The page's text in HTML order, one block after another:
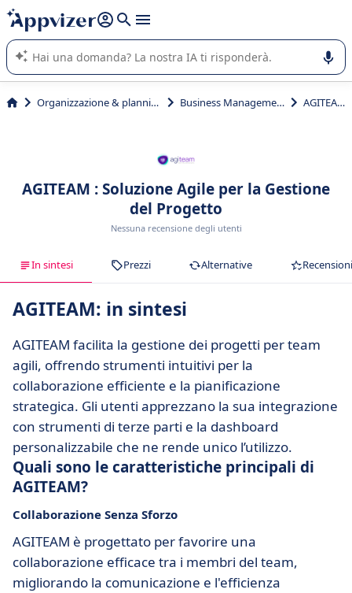
righe con
shift + enter
L'IA di Appvizer vi guida nell'utilizzo o nella scelta di un
software SaaS per la vostra azienda.
Organizzazione & planning Business Management AGITEAM
AGITEAM : Soluzione Agile per la Gestione
del Progetto
Nessuna recensione degli utenti
In sintesi Prezzi Alternative Recensioni
AGITEAM: in sintesi
AGITEAM facilita la gestione dei progetti per team
agili, offrendo strumenti intuitivi per la
collaborazione efficiente e la pianificazione
strategica. Gli utenti apprezzano la sua integrazione
con strumenti di terze parti e la dashboard
personalizzabile che ne rende unico l’utilizzo.
Quali sono le caratteristiche principali di
AGITEAM?
Collaborazione Senza Sforzo
AGITEAM è progettato per favorire una
collaborazione efficace tra i membri del team,
migliorando la comunicazione e l'efficienza